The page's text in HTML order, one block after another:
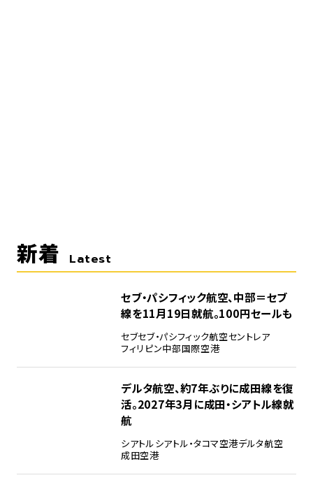
新着 Latest
セブ・パシフィック航空、中部＝セブ
線を11月19日就航。100円セールも
セブセブ・パシフィック航空セントレア
フィリピン中部国際空港
デルタ航空、約7年ぶりに成田線を復
活。2027年3月に成田・シアトル線就
航
シアトルシアトル・タコマ空港デルタ航空
成田空港